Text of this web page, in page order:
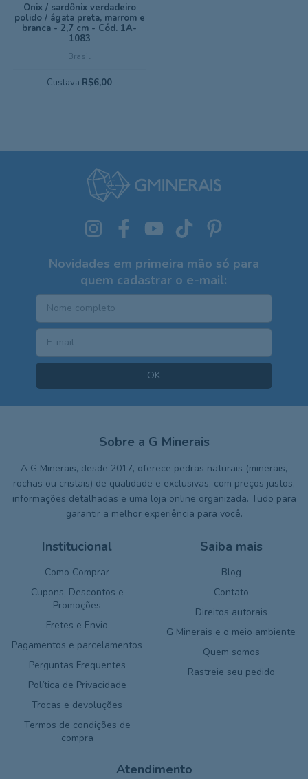
Brasil
Ônix / sardônix verdadeiro
polido / ágata preta, marrom e
branca - 2,7 cm - Cód. 1A-
1083
Custava R$6,00
Novidades em primeira mão só para
quem cadastrar o e-mail:
Sobre a G Minerais
A G Minerais, desde 2017, oferece pedras naturais (minerais,
rochas ou cristais) de qualidade e exclusivas, com preços justos,
informações detalhadas e uma loja online organizada. Tudo para
garantir a melhor experiência para você.
Institucional
Como Comprar
Cupons, Descontos e
Promoções
Fretes e Envio
Pagamentos e parcelamentos
Perguntas Frequentes
Política de Privacidade
Trocas e devoluções
Termos de condições de
compra
Saiba mais
Blog
Contato
Direitos autorais
G Minerais e o meio ambiente
Quem somos
Rastreie seu pedido
Atendimento